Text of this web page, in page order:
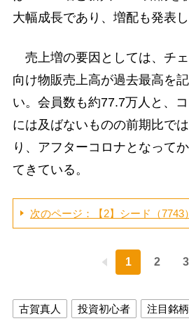
大幅成長であり、増配も発表し
売上増の要因としては、チ
向け物販売上高が過去最高を
い。会員数も約77.7万人と、
には及ばないものの前期比で
り、アフターコロナとなって
てきている。
次のページ：【2】シード（7743）
1 2 3
古賀真人 投資初心者 注目銘柄